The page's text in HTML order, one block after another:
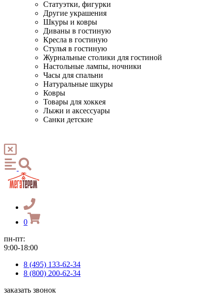
Статуэтки, фигурки
Другие украшения
Шкуры и ковры
Диваны в гостиную
Кресла в гостиную
Стулья в гостиную
Журнальные столики для гостиной
Настольные лампы, ночники
Часы для спальни
Натуральные шкуры
Ковры
Товары для хоккея
Лыжи и аксессуары
Санки детские
0
пн-пт:
9:00-18:00
8 (495) 133-62-34
8 (800) 200-62-34
заказать звонок